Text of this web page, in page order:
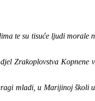
te su tisuće ljudi morale
Zrakoplovstva Kopnene
mladi, u Marijinoj